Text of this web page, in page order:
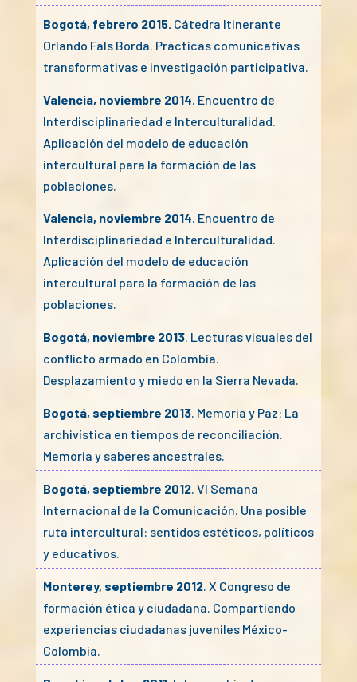
Bogotá, febrero 2015. Cátedra Itinerante
Orlando Fals Borda. Prácticas comunicativas
transformativas e investigación participativa.
Valencia, noviembre 2014 . Encuentro de
Interdisciplinariedad e Interculturalidad.
Aplicación del modelo de educación
intercultural para la formación de las
poblaciones.
Valencia, noviembre 2014. Encuentro de
Interdisciplinariedad e Interculturalidad.
Aplicación del modelo de educación
intercultural para la formación de las
poblaciones.
Bogotá, noviembre 2013. Lecturas visuales del
conflicto armado en Colombia.
Desplazamiento y miedo en la Sierra Nevada.
Bogotá, septiembre 2013. Memoria y Paz: La
archivística en tiempos de reconciliación.
Memoria y saberes ancestrales.
Bogotá, septiembre 2012. VI Semana
Internacional de la Comunicación. Una posible
ruta intercultural: sentidos estéticos, políticos
y educativos.
Monterey, septiembre 2012. X Congreso de
formación ética y ciudadana. Compartiendo
experiencias ciudadanas juveniles México-
Colombia.